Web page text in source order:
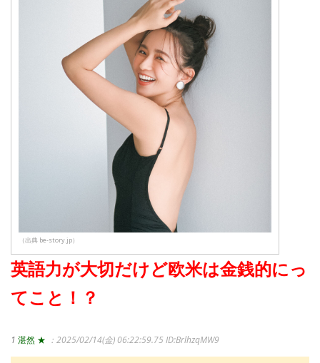
（出典 be-story.jp）
英語力が大切だけど欧米は金銭的にっ
てこと！？
1 湛然 ★ ：2025/02/14(金) 06:22:59.75ID:BrlhzqMW9